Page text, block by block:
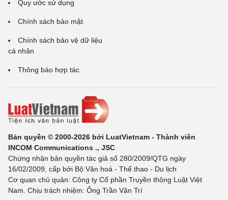
Quy ước sử dụng
Chính sách bảo mật
Chính sách bảo vệ dữ liệu
cá nhân
Thông báo hợp tác
Bản quyền © 2000-2026 bởi LuatVietnam - Thành viên
INCOM Communications ., JSC
Chứng nhận bản quyền tác giả số 280/2009/QTG ngày
16/02/2009, cấp bởi Bộ Văn hoá - Thể thao - Du lịch
Cơ quan chủ quản: Công ty Cổ phần Truyền thông Luật Việt
Nam. Chịu trách nhiệm: Ông Trần Văn Trí